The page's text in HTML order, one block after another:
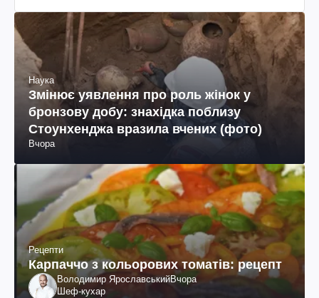
Наука
Змінює уявлення про роль жінок у
бронзову добу: знахідка поблизу
Стоунхенджа вразила вчених (фото)
Вчора
Рецепти
Карпаччо з кольорових томатів: рецепт
Володимир ЯрославськийВчора
Шеф-кухар